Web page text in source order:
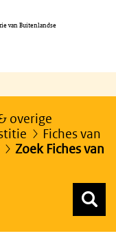
van Buitenlandse
overige
Fiches van
Zoek Fiches van